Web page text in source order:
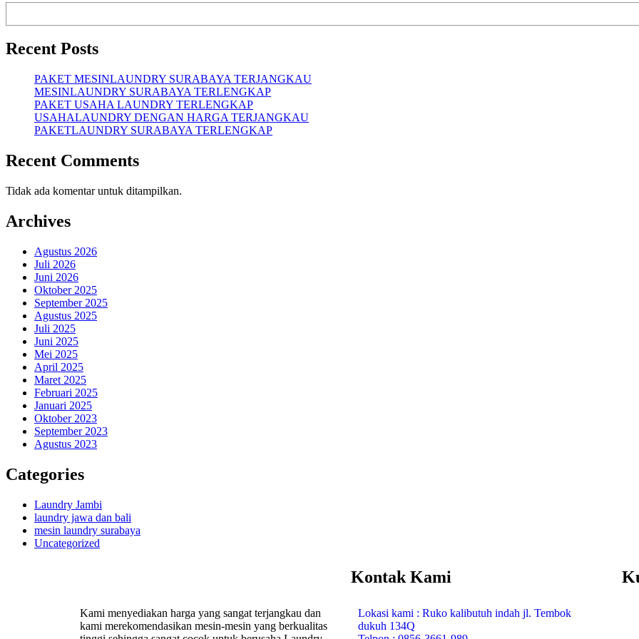
Recent Posts
PAKET MESINLAUNDRY SURABAYA TERJANGKAU
MESINLAUNDRY SURABAYA TERLENGKAP
PAKET USAHA LAUNDRY TERLENGKAP
USAHALAUNDRY DENGAN HARGA TERJANGKAU
PAKETLAUNDRY SURABAYA TERLENGKAP
Recent Comments
Tidak ada komentar untuk ditampilkan.
Archives
Agustus 2026
Juli 2026
Juni 2026
Oktober 2025
September 2025
Agustus 2025
Juli 2025
Juni 2025
Mei 2025
April 2025
Maret 2025
Februari 2025
Januari 2025
Oktober 2023
September 2023
Agustus 2023
Categories
Laundry Jambi
laundry jawa dan bali
mesin laundry surabaya
Uncategorized
Kami menyediakan harga yang sangat terjangkau dan
kami merekomendasikan mesin-mesin yang berkualitas
Kontak Kami
Lokasi kami : Ruko kalibutuh indah jl. Tembok
dukuh 134Q